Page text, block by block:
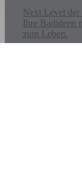
Next Level
Ihre Badideen
zum Leben.